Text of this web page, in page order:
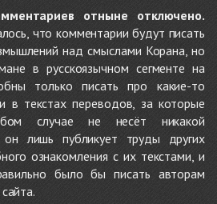
отныне отключено.
что комментарии будут писать
над смыслами Корана, но
в русскоязычном сегменте на
только писать про какие-то
в текстах переводов, за которые
случае не несёт никакой
он лишь публикует труды других
ознакомления с их текстами, и
было бы писать авторам